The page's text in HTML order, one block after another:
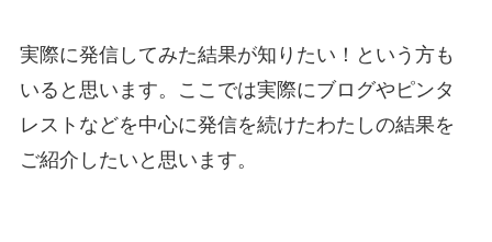
実際に発信してみた結果が知りたい！という方も
いると思います。ここでは実際にブログやピンタ
レストなどを中心に発信を続けたわたしの結果を
ご紹介したいと思います。